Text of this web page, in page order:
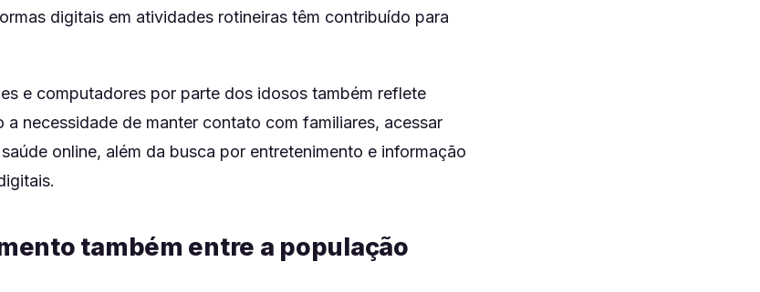
digitais em atividades rotineiras têm contribuído para
e computadores por parte dos idosos também reflete
a necessidade de manter contato com familiares, acessar
online, além da busca por entretenimento e informação
também entre a população